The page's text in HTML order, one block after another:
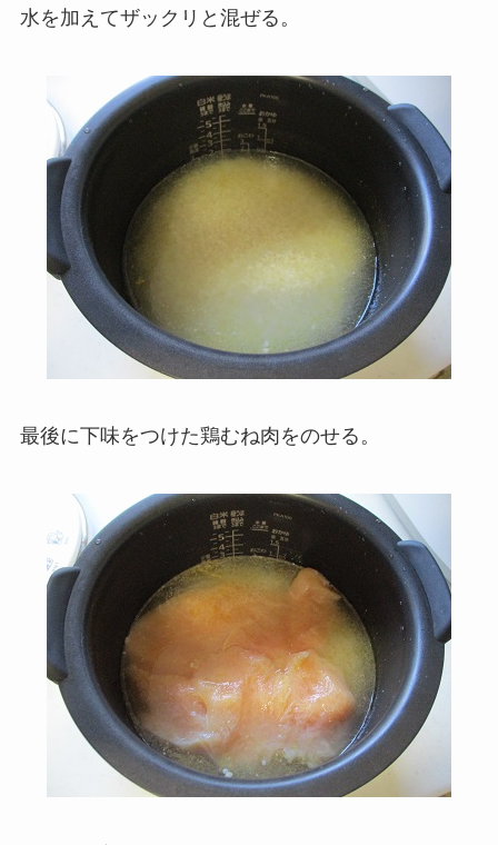
水を加えてザックリと混ぜる。
最後に下味をつけた鶏むね肉をのせる。